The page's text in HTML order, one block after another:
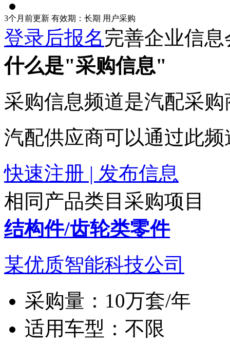
3个月前更新 有效期：长期 用户采购
登录后报名完善企业信
什么是"采购信息"
采购信息频道是汽配采
汽配供应商可以通过此
快速注册 | 发布信息
相同产品类目采购项目
结构件/齿轮类零件
某优质智能科技公司
采购量： 10万套/年
适用车型： 不限